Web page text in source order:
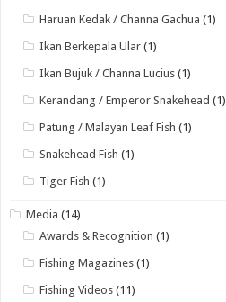
Haruan Kedak / Channa Gachua (1)
Ikan Berkepala Ular (1)
Ikan Bujuk / Channa Lucius (1)
Kerandang / Emperor Snakehead (1)
Patung / Malayan Leaf Fish (1)
Snakehead Fish (1)
Tiger Fish (1)
Media (14)
Awards & Recognition (1)
Fishing Magazines (1)
Fishing Videos (11)